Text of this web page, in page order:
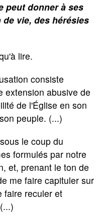
peut donner à ses
vie, des hérésies
lire.
consiste
extension abusive de
de l'Église en son
peuple. (...)
le coup du
formulés par notre
et, prenant le ton de
me faire capituler sur
faire reculer et